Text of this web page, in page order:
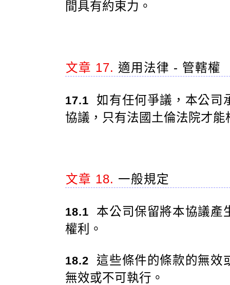
間具有約束力。
文章 17. 適用法律 - 管轄權
17.1 如有任何爭議，本公司
協議，只有法國土倫法院才
文章 18. 一般規定
18.1 本公司保留將本協議產
權利。
18.2 這些條件的條款的無效
無效或不可執行。